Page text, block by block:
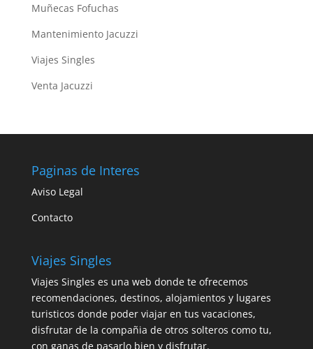
Muñecas Fofuchas
Mantenimiento Jacuzzi
Viajes Singles
Venta Jacuzzi
Paginas de Interes
Aviso Legal
Contacto
Viajes Singles
Viajes Singles es una web donde te ofrecemos
recomendaciones, destinos, alojamientos y lugares
turisticos donde poder viajar en tus vacaciones,
disfrutar de la compañia de otros solteros como tu,
con ganas de pasarlo bien y disfrutar.